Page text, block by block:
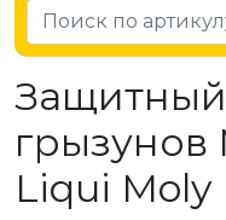
грызунов
Liqui Moly